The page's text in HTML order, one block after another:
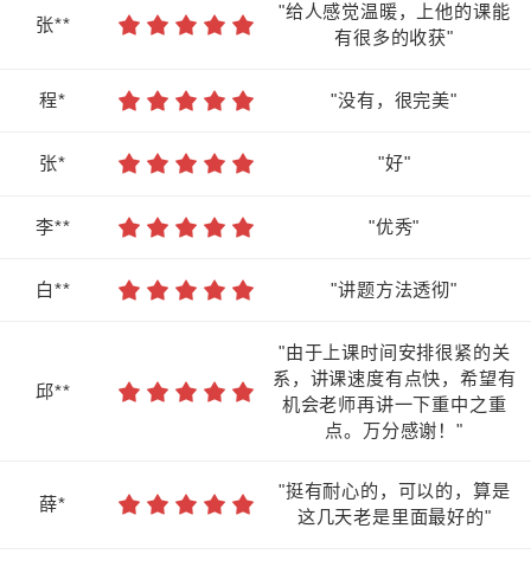
张**
"给人感觉温暖，上他的课能
有很多的收获"
程* "没有，很完美"
张* "好"
李** "优秀"
白** "讲题方法透彻"
邱**
"由于上课时间安排很紧的关
系，讲课速度有点快，希望有
机会老师再讲一下重中之重
点。万分感谢！"
薛*
"挺有耐心的，可以的，算是
这几天老是里面最好的"